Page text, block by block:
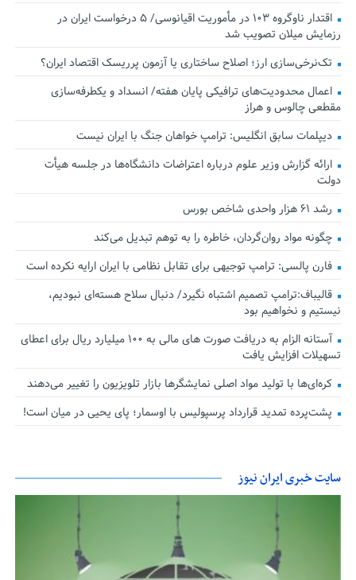
اقتدار ناوگروه ۱۰۳ در مأموریت‌ اقیانوسی/ ۵ درخواست ایران در
رزمایش میلان تصویب شد
تک‌نرخی‌سازی ارز؛ اصلاح ساختاری یا آزمون پرریسک اقتصاد ایران؟
اعمال محدودیت‌های ترافیکی پایان هفته/ انسداد و یکطرفه‌سازی
مقطعی چالوس و هراز
دیپلمات سابق انگلیس:‌ ترامپ خواهان جنگ با ایران نیست
ارائه گزارش وزیر علوم درباره اعتراضات دانشگاه‌ها در جلسه هیأت
دولت
رشد ۶۱ هزار واحدی شاخص بورس
چگونه مواد روان‌گردان، خاطره را به توهم تبدیل می‌کند
فارن پالسی: ترامپ توجیهی برای تقابل نظامی با ایران ارایه نکرده است
قالیباف:ترامپ تصمیم اشتباه نگیرد/ دنبال سلاح هسته‌ای نبودیم،
نیستیم و نخواهیم بود
آستانه الزام به دریافت صورت های مالی به ۱۰۰ میلیارد ریال برای اعطای
تسهیلات افزایش یافت
کره‌ای‌ها با تولید مواد اصلی نمایشگرها بازار تلویزیون را تغییر می‌دهند
پشت‌پرده تمدید قرارداد پرسپولیس با اوسمار؛ پای یحیی در میان است!
سایت خبری ایران نیوز